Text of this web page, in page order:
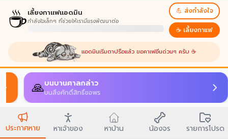
☕เลี้ยงกาแฟแอดมิน
กำลังใจเล็กๆ ที่ช่วยให้เรามีแรงพัฒนาต่อ
💪 ส่งกำลังใจ
☕ เลี้ยงกาแฟ
แอดมินเริ่มตาปรือแล้ว ขอคาเฟอีนด่วนๆ ครับ ☕
🙏บนบานศาลกล่าว
บนสิ่งศักดิ์สิทธิ์ขอพร
ประกาศหาย หาเจ้าของ หาบ้าน น้องจร รายการโปรด